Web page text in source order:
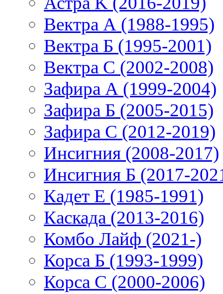
Вектра А (1988-1995)
Вектра Б (1995-2001)
Вектра С (2002-2008)
Зафира А (1999-2004)
Зафира Б (2005-2015)
Зафира С (2012-2019)
Инсигния (2008-2017)
Инсигния Б (2017-
Кадет Е (1985-1991)
Каскада (2013-2016)
Комбо Лайф (2021-)
Корса Б (1993-1999)
Корса С (2000-2006)